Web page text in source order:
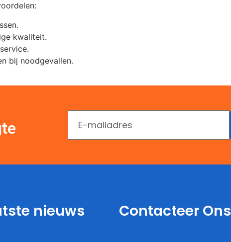
kwaliteit.
bij noodgevallen.
nieuws Contacteer Ons